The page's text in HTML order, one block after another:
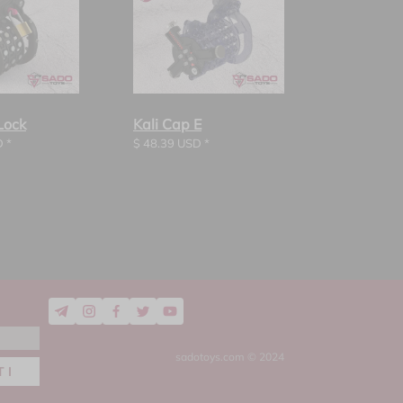
*
Kali Cap E
$ 48.39 USD *
sadotoys.com © 2024